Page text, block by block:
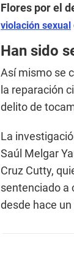
Flores por el
violación sexual
Han sido
Así mismo se
la reparación
delito de
La
Saúl Melgar
Cruz Cutty,
sentenciado a
desde hace